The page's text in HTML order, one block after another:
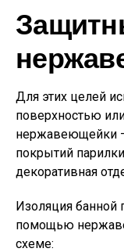
Для этих целей
поверхностью
нержавеющейки
покрытий
декоративная
Изоляция банной
помощью
схеме: